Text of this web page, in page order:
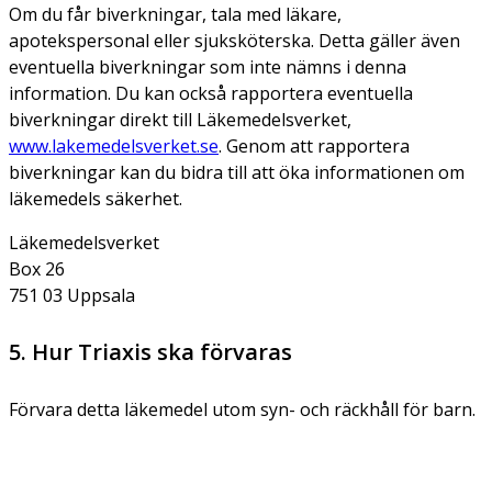
Om du får biverkningar, tala med läkare,
apotekspersonal eller sjuksköterska. Detta gäller även
eventuella biverkningar som inte nämns i denna
information. Du kan också rapportera eventuella
biverkningar direkt till Läkemedelsverket,
www.lakemedelsverket.se. Genom att rapportera
biverkningar kan du bidra till att öka informationen om
läkemedels säkerhet.
Läkemedelsverket
Box 26
751 03 Uppsala
5. Hur Triaxis ska förvaras
Förvara detta läkemedel utom syn- och räckhåll för barn.